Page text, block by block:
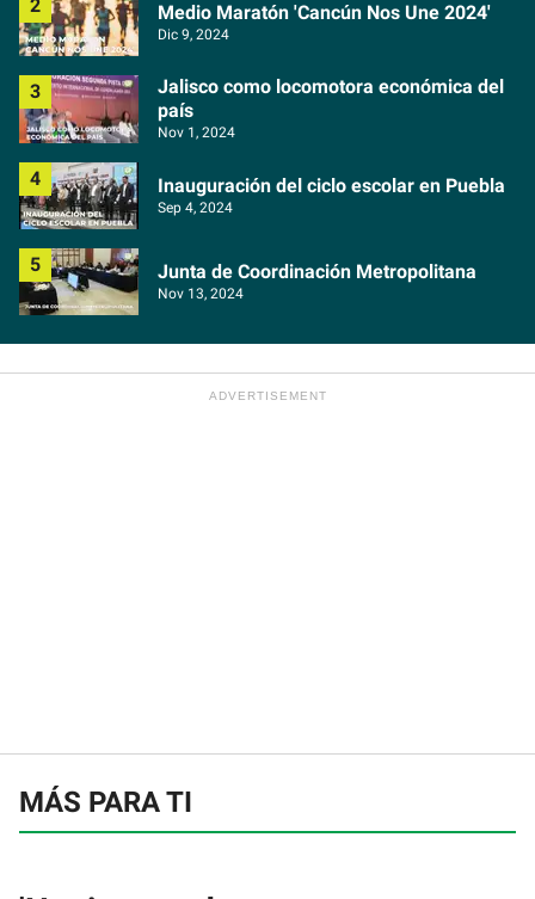
Medio Maratón 'Cancún Nos Une 2024'
Dic 9, 2024
Jalisco como locomotora económica del
país
Nov 1, 2024
Inauguración del ciclo escolar en Puebla
Sep 4, 2024
Junta de Coordinación Metropolitana
Nov 13, 2024
MÁS PARA TI